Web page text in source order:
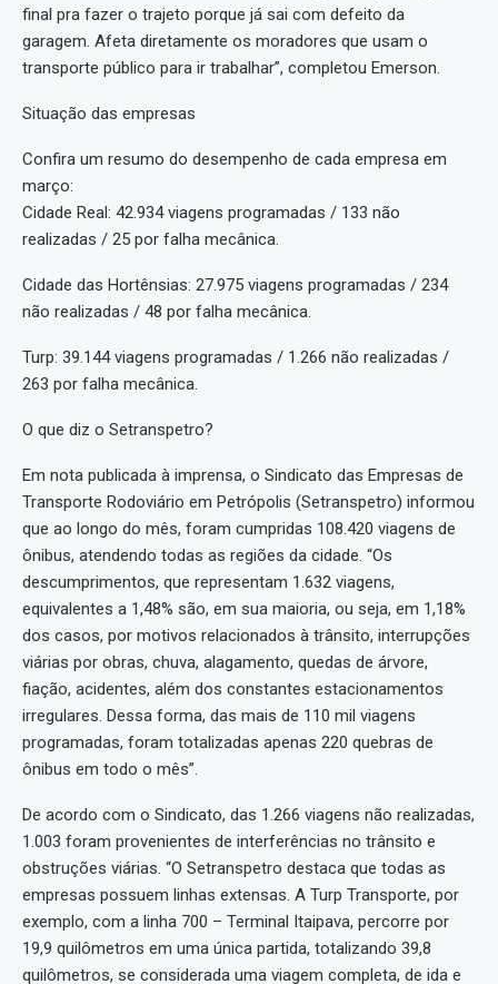
final pra fazer o trajeto porque já sai com defeito da
garagem. Afeta diretamente os moradores que usam o
transporte público para ir trabalhar”, completou Emerson.
Situação das empresas
Confira um resumo do desempenho de cada empresa em
março:
Cidade Real: 42.934 viagens programadas / 133 não
realizadas / 25 por falha mecânica.
Cidade das Hortênsias: 27.975 viagens programadas / 234
não realizadas / 48 por falha mecânica.
Turp: 39.144 viagens programadas / 1.266 não realizadas /
263 por falha mecânica.
O que diz o Setranspetro?
Em nota publicada à imprensa, o Sindicato das Empresas de
Transporte Rodoviário em Petrópolis (Setranspetro) informou
que ao longo do mês, foram cumpridas 108.420 viagens de
ônibus, atendendo todas as regiões da cidade. “Os
descumprimentos, que representam 1.632 viagens,
equivalentes a 1,48% são, em sua maioria, ou seja, em 1,18%
dos casos, por motivos relacionados à trânsito, interrupções
viárias por obras, chuva, alagamento, quedas de árvore,
fiação, acidentes, além dos constantes estacionamentos
irregulares. Dessa forma, das mais de 110 mil viagens
programadas, foram totalizadas apenas 220 quebras de
ônibus em todo o mês”.
De acordo com o Sindicato, das 1.266 viagens não realizadas,
1.003 foram provenientes de interferências no trânsito e
obstruções viárias. “O Setranspetro destaca que todas as
empresas possuem linhas extensas. A Turp Transporte, por
exemplo, com a linha 700 – Terminal Itaipava, percorre por
19,9 quilômetros em uma única partida, totalizando 39,8
quilômetros, se considerada uma viagem completa, de ida e